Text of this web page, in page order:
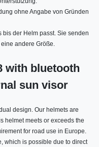
ohne Angabe von Gründen
der Helm passt. Sie senden
andere Größe.
with bluetooth
sun visor
design. Our helmets are
helmet meets or exceeds the
for road use in Europe.
which is possible due to direct